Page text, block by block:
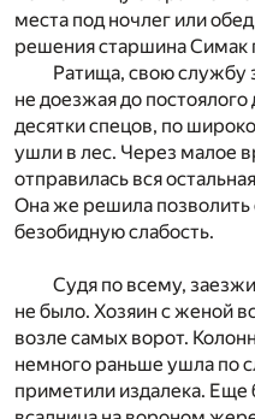
места под ночлег или
решения старшина Симак
Ратища, свою службу
не доезжая до
десятки спецов, по
ушли в лес. Через малое
отправилась вся
Она же решила
безобидную слабость.
Судя по всему,
не было. Хозяин с женой
возле самых ворот.
немного раньше ушла по
приметили издалека. Еще